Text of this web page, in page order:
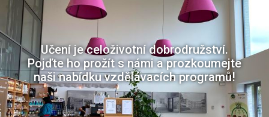
Učení je celoživotní dobrodružství.
Pojďte ho prožít s námi a prozkoumejte
naši nabídku vzdělávacích programů!